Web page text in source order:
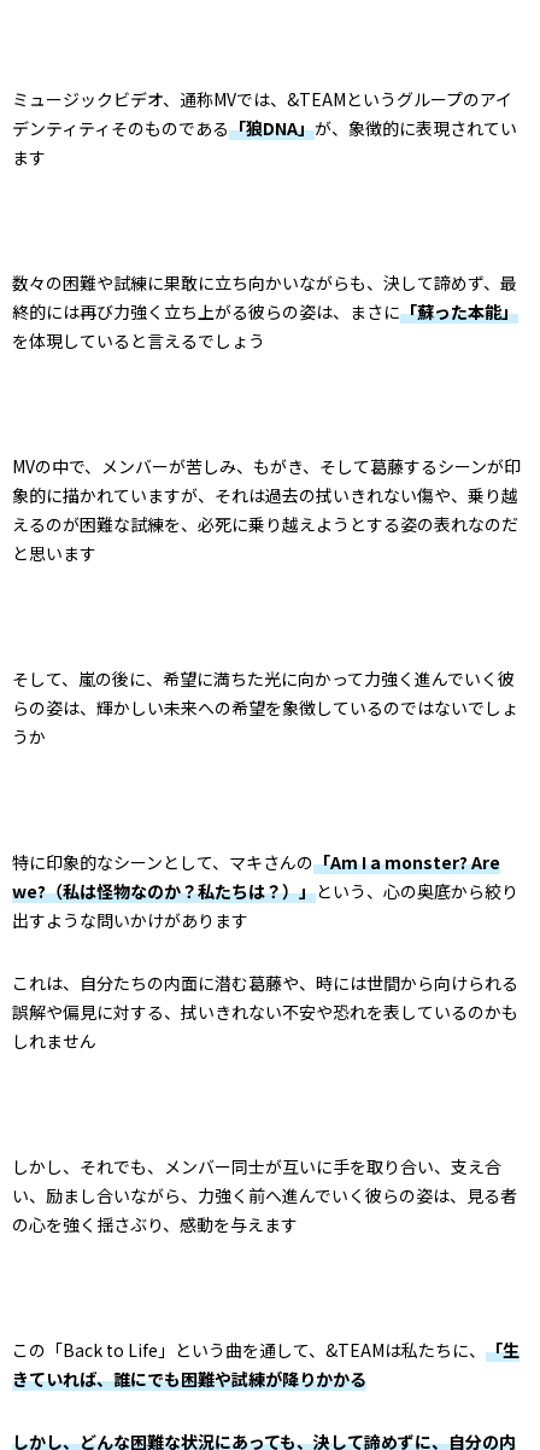
ミュージックビデオ、通称MVでは、&TEAMというグループのアイ
デンティティそのものである「狼DNA」が、象徴的に表現されてい
ます
数々の困難や試練に果敢に立ち向かいながらも、決して諦めず、最
終的には再び力強く立ち上がる彼らの姿は、まさに「蘇った本能」
を体現していると言えるでしょう
MVの中で、メンバーが苦しみ、もがき、そして葛藤するシーンが印
象的に描かれていますが、それは過去の拭いきれない傷や、乗り越
えるのが困難な試練を、必死に乗り越えようとする姿の表れなのだ
と思います
そして、嵐の後に、希望に満ちた光に向かって力強く進んでいく彼
らの姿は、輝かしい未来への希望を象徴しているのではないでしょ
うか
特に印象的なシーンとして、マキさんの「Am I a monster? Are
we?（私は怪物なのか？私たちは？）」という、心の奥底から絞り
出すような問いかけがあります
これは、自分たちの内面に潜む葛藤や、時には世間から向けられる
誤解や偏見に対する、拭いきれない不安や恐れを表しているのかも
しれません
しかし、それでも、メンバー同士が互いに手を取り合い、支え合
い、励まし合いながら、力強く前へ進んでいく彼らの姿は、見る者
の心を強く揺さぶり、感動を与えます
この「Back to Life」という曲を通して、&TEAMは私たちに、 「生
きていれば、誰にでも困難や試練が降りかかる
しかし、どんな困難な状況にあっても、決して諦めずに、自分の内